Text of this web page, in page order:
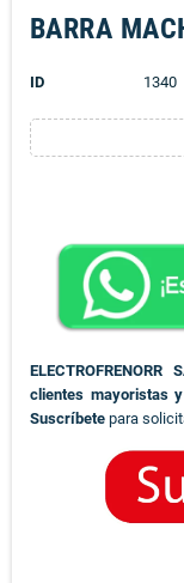
BARRA
ID 1340
ELECTROFRENORR
clientes mayoristas
Suscríbete para